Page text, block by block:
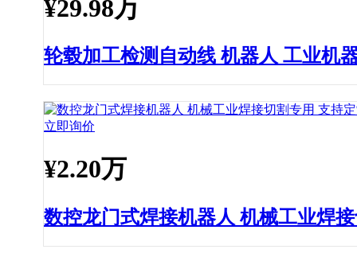
¥29.98万
轮毂加工检测自动线 机器人 工业机
立即询价
¥2.20万
数控龙门式焊接机器人 机械工业焊